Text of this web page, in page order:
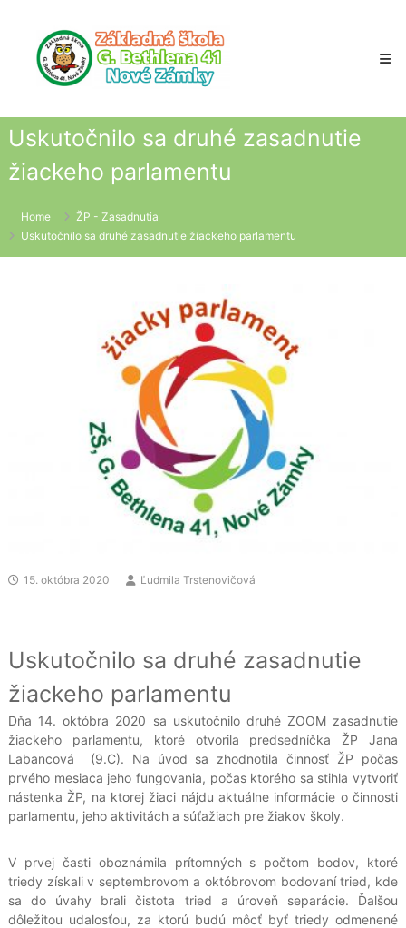
content
Uskutočnilo sa druhé zasadnutie
žiackeho parlamentu
Home
ŽP - Zasadnutia
Uskutočnilo sa druhé zasadnutie žiackeho parlamentu
15. októbra 2020 Ľudmila Trstenovičová
Uskutočnilo sa druhé zasadnutie
žiackeho parlamentu
Dňa 14. októbra 2020 sa uskutočnilo druhé ZOOM zasadnutie
žiackeho parlamentu, ktoré otvorila predsedníčka ŽP Jana
Labancová (9.C). Na úvod sa zhodnotila činnosť ŽP počas
prvého mesiaca jeho fungovania, počas ktorého sa stihla vytvoriť
nástenka ŽP, na ktorej žiaci nájdu aktuálne informácie o činnosti
parlamentu, jeho aktivitách a súťažiach pre žiakov školy.
V prvej časti oboznámila prítomných s počtom bodov, ktoré
triedy získali v septembrovom a októbrovom bodovaní tried, kde
sa do úvahy brali čistota tried a úroveň separácie. Ďalšou
dôležitou udalosťou, za ktorú budú môcť byť triedy odmenené